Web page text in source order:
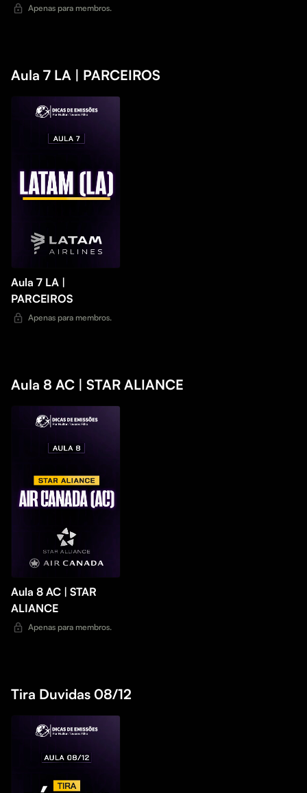
Apenas para membros.
Aula 7 LA | PARCEIROS
Aula 7 LA |
PARCEIROS
Apenas para membros.
Aula 8 AC | STAR ALIANCE
Aula 8 AC | STAR
ALIANCE
Apenas para membros.
Tira Duvidas 08/12